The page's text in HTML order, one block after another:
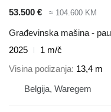
53.500 €
≈ 104.600 KM
Građevinska mašina -
2025
1 m/č
Visina podizanja 13,4 m
Belgija, Waregem